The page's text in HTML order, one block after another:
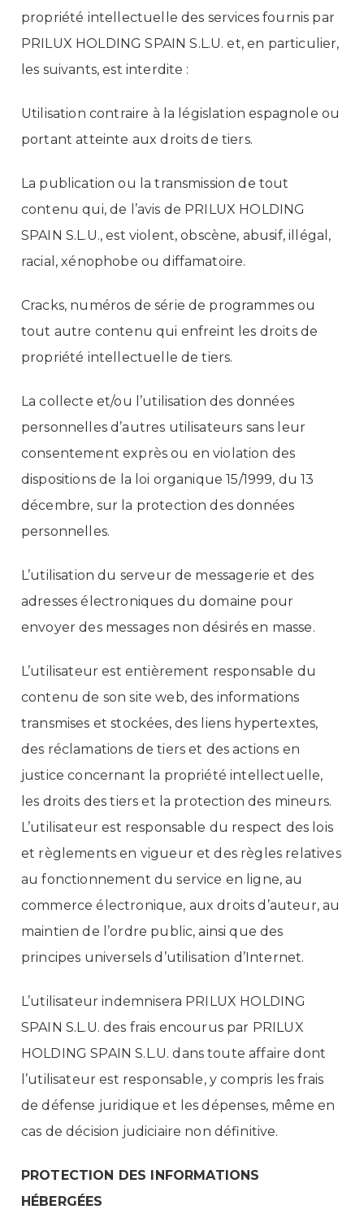
propriété intellectuelle des services fournis par
PRILUX HOLDING SPAIN S.L.U. et, en particulier,
les suivants, est interdite :
Utilisation contraire à la législation espagnole ou
portant atteinte aux droits de tiers.
La publication ou la transmission de tout
contenu qui, de l’avis de PRILUX HOLDING
SPAIN S.L.U., est violent, obscène, abusif, illégal,
racial, xénophobe ou diffamatoire.
Cracks, numéros de série de programmes ou
tout autre contenu qui enfreint les droits de
propriété intellectuelle de tiers.
La collecte et/ou l’utilisation des données
personnelles d’autres utilisateurs sans leur
consentement exprès ou en violation des
dispositions de la loi organique 15/1999, du 13
décembre, sur la protection des données
personnelles.
L’utilisation du serveur de messagerie et des
adresses électroniques du domaine pour
envoyer des messages non désirés en masse.
L’utilisateur est entièrement responsable du
contenu de son site web, des informations
transmises et stockées, des liens hypertextes,
des réclamations de tiers et des actions en
justice concernant la propriété intellectuelle,
les droits des tiers et la protection des mineurs.
L’utilisateur est responsable du respect des lois
et règlements en vigueur et des règles relatives
au fonctionnement du service en ligne, au
commerce électronique, aux droits d’auteur, au
maintien de l’ordre public, ainsi que des
principes universels d’utilisation d’Internet.
L’utilisateur indemnisera PRILUX HOLDING
SPAIN S.L.U. des frais encourus par PRILUX
HOLDING SPAIN S.L.U. dans toute affaire dont
l’utilisateur est responsable, y compris les frais
de défense juridique et les dépenses, même en
cas de décision judiciaire non définitive.
PROTECTION DES INFORMATIONS
HÉBERGÉES